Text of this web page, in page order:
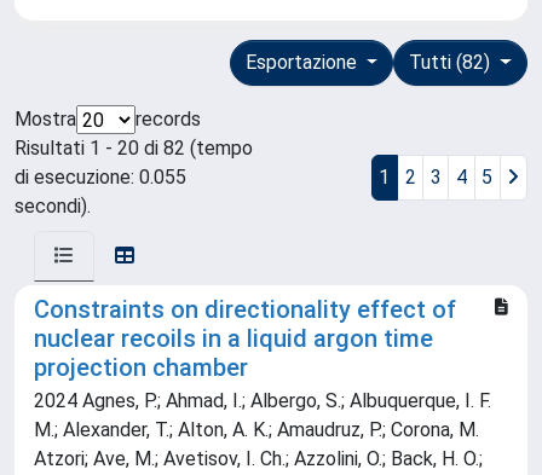
Tutti (82)
Esportazione
Mostra
records
Risultati 1 - 20 di 82 (tempo
di esecuzione: 0.055
secondi).
1 2 3 4 5
Constraints on directionality effect of
nuclear recoils in a liquid argon time
projection chamber
2024 Agnes, P.; Ahmad, I.; Albergo, S.; Albuquerque, I. F.
M.; Alexander, T.; Alton, A. K.; Amaudruz, P.; Corona, M.
Atzori; Ave, M.; Avetisov, I. Ch.; Azzolini, O.; Back, H. O.;